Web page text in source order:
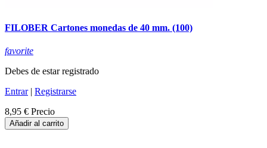
FILOBER Cartones monedas de 40 mm. (100)
favorite
Debes de estar registrado
Entrar| Registrarse
8,95 € Precio
Añadir al carrito